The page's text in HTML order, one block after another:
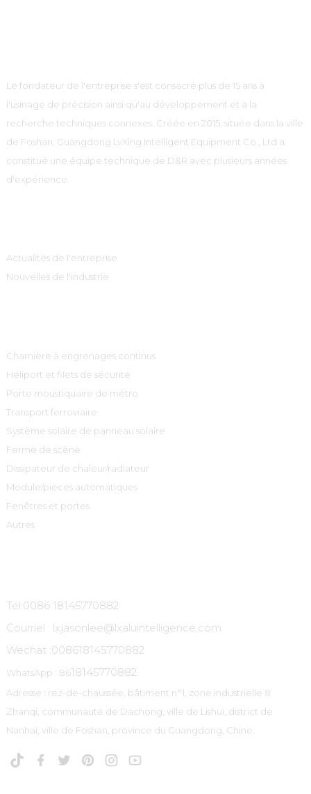
Le fondateur de l'entreprise s'est consacré plus de 15 ans à
l'usinage de précision ainsi qu'au développement et à la
recherche techniques connexes. Créée en 2015, située dans la ville
de Foshan, Guangdong LvXing Intelligent Equipment Co., Ltd a
constitué une équipe technique de D&R avec plusieurs années
d'expérience.
Actualités de l'entreprise
Nouvelles de l'industrie
Charnière à engrenages continus
Héliport et filets de sécurité
Porte moustiquaire de métro
Transport ferroviaire
Système solaire de panneau solaire
Ferme de scène
Dissipateur de chaleur/radiateur
Module/pièces automatiques
Fenêtres et portes
Autres
Tél:0086 18145770882
Courriel : lxjasonlee@lxaluintelligence.com
Wechat :008618145770882
WhatsApp : 8618145770882
Adresse : rez-de-chaussée, bâtiment n°1, zone industrielle 8
Zhanqi, communauté de Dachong, ville de Lishui, district de
Nanhai, ville de Foshan, province du Guangdong, Chine.